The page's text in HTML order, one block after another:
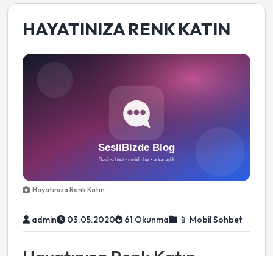
HAYATINIZA RENK KATIN
Hayatınıza Renk Katın
admin 03.05.2020 61 Okunma 📱 Mobil Sohbet